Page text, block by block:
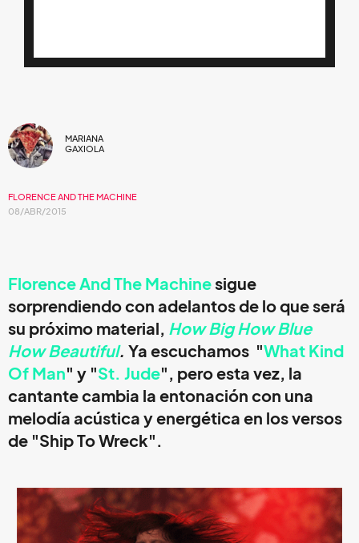
MARIANA
GAXIOLA
FLORENCE AND THE MACHINE
08/ABR/2015
Florence And The Machinesigue
sorprendiendo con adelantos de lo que será
su próximo material, How Big How Blue
How Beautiful. Ya escuchamos "What Kind
Of Man" y "St. Jude", pero esta vez, la
cantante cambia la entonación con una
melodía acústica y energética en los versos
de "Ship To Wreck".